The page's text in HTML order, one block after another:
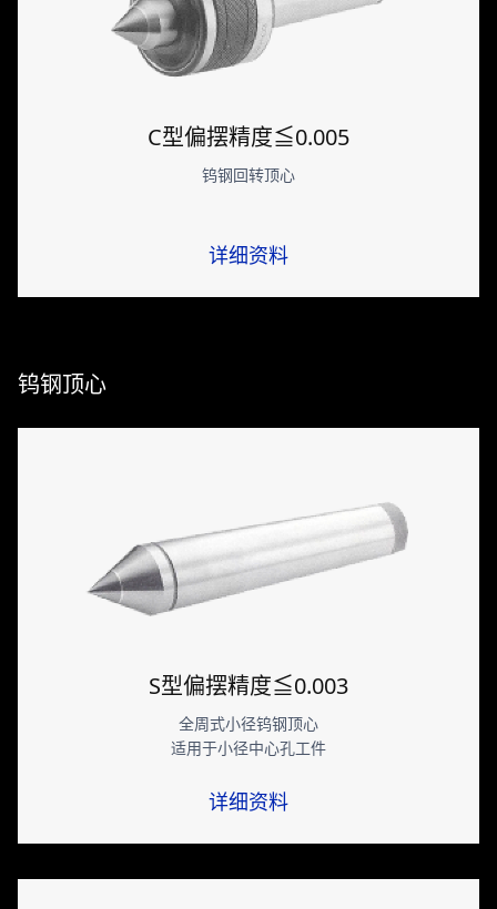
C型偏摆精度≦0.005
钨钢回转顶心
详细资料
钨钢顶心
S型偏摆精度≦0.003
全周式小径钨钢顶心
适用于小径中心孔工件
详细资料